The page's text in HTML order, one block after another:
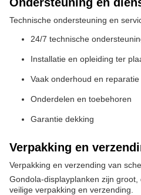
Technische ondersteuning en
24/7 technische
Installatie en opleiding ter
Vaak onderhoud en reparatie
Onderdelen en toebehoren
Garantie dekking
Verpakking en
Verpakking en verzending van
Gondola-displayplanken zijn
veilige verpakking en verzending.